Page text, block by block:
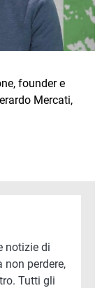
founder e
Mercati,
notizie di
non perdere,
Tutti gli